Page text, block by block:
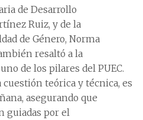
de Desarrollo
Ruiz, y de la
de Género, Norma
resaltó a la
de los pilares del PUEC.
teórica y técnica, es
asegurando que
guiadas por el